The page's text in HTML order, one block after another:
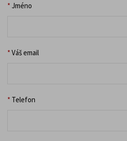
*Jméno
*Váš email
* Telefon